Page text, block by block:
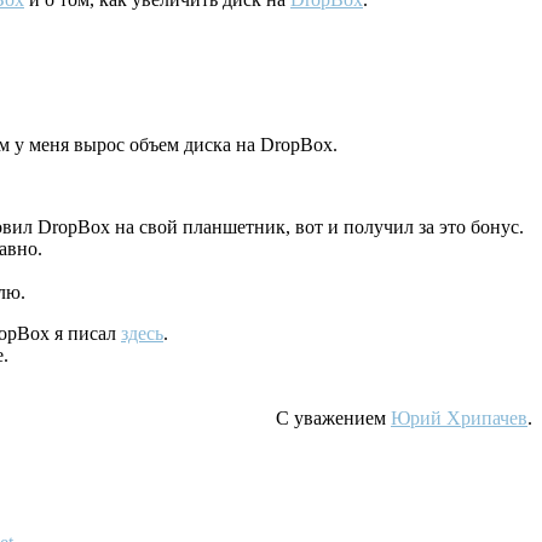
у меня вырос объем диска на DropBox.
DropBox на свой планшетник, вот и получил за это бонус.
я писал здесь.
С уважением Юрий Хрипачев.